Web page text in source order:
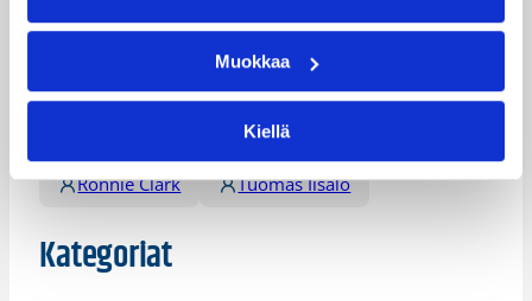
Muokkaa
Kiellä
Mikael Sandberg
Mikhail Torrance
Quincy Hankins-Cole
Ronnie Clark
Tuomas Iisalo
Kategoriat